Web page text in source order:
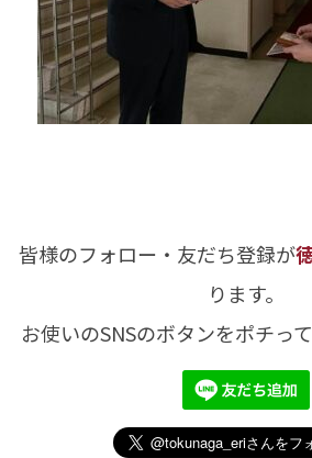
皆様のフォロー・友だち登録が
ります。
お使いのSNSのボタンをポチって